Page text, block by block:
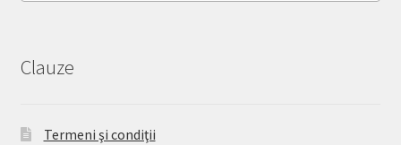
Clauze
Termeni şi condiţii